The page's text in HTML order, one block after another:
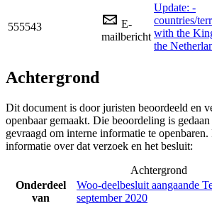
555543
E-
mailbericht
Update: -
countries/
with the
the
Achtergrond
Dit document is door juristen beoordeeld en
openbaar gemaakt. Die beoordeling is
gevraagd om interne informatie te
informatie over dat verzoek en het besluit:
Achtergrond
Onderdeel
van
Woo-deelbesluit aangaande
september 2020